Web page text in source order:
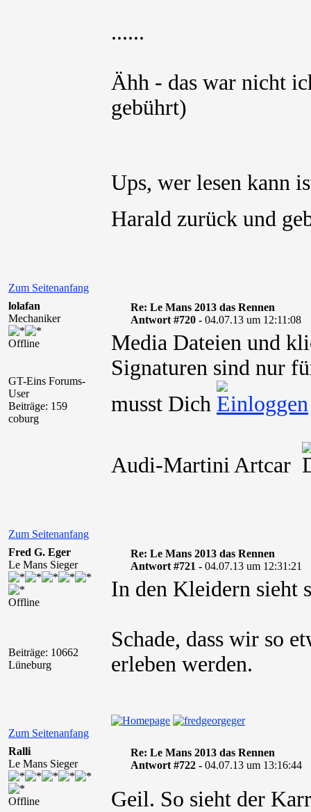
......
Ähh - das war nicht
gebührt)
Ups, wer lesen kann
Harald zurück und
Zum Seitenanfang
lolafan
Mechaniker
Offline
GT-Eins Forums-
User
Beiträge: 159
coburg
Re: Le Mans 2013 das Rennen
Antwort #720 - 04.07.13 um 12:11:08
Media Dateien und
Signaturen sind nur
musst Dich
Audi-Martini Artcar
Zum Seitenanfang
Fred G. Eger
Le Mans Sieger
Offline
Beiträge: 10662
Lüneburg
Re: Le Mans 2013 das Rennen
Antwort #721 - 04.07.13 um 12:31:21
In den Kleidern sieht
Schade, dass wir so
erleben werden.
Zum Seitenanfang
Ralli
Le Mans Sieger
Offline
Re: Le Mans 2013 das Rennen
Antwort #722 - 04.07.13 um 13:16:44
Geil. So sieht der